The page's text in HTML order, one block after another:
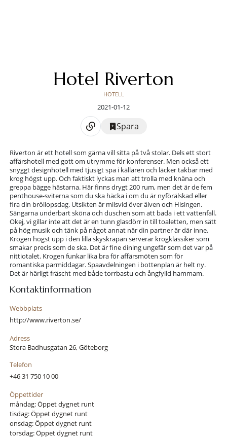
Hotel Riverton
HOTELL
2021-01-12
Spara
Riverton är ett hotell som gärna vill sitta på två stolar. Dels ett stort
affärshotell med gott om utrymme för konferenser. Men också ett
snyggt designhotell med tjusigt spa i källaren och läcker takbar med
krog högst upp. Och faktiskt lyckas man att trolla med knäna och
greppa bägge hästarna. Här finns drygt 200 rum, men det är de fem
penthouse-sviterna som du ska häcka i om du är nyförälskad eller
fira din bröllopsdag. Utsikten är milsvid över älven och Hisingen.
Sängarna underbart sköna och duschen som att bada i ett vattenfall.
Okej, vi gillar inte att det är en tunn glasdörr in till toaletten, men sätt
på hög musik och tänk på något annat när din partner är där inne.
Krogen högst upp i den lilla skyskrapan serverar krogklassiker som
smakar precis som de ska. Det är fine dining ungefär som det var på
nittiotalet. Krogen funkar lika bra för affärsmöten som för
romantiska parmiddagar. Spaavdelningen i bottenplan är helt ny.
Det är härligt fräscht med både torrbastu och ångfylld hammam.
Kontaktinformation
Webbplats
http://www.riverton.se/
Adress
Stora Badhusgatan 26, Göteborg
Telefon
+46 31 750 10 00
Öppettider
måndag: Öppet dygnet runt
tisdag: Öppet dygnet runt
onsdag: Öppet dygnet runt
torsdag: Öppet dygnet runt